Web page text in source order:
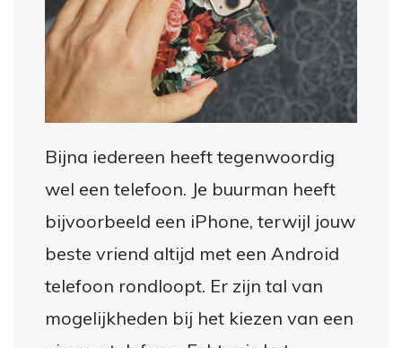
Bijna iedereen heeft tegenwoordig
wel een telefoon. Je buurman heeft
bijvoorbeeld een iPhone, terwijl jouw
beste vriend altijd met een Android
telefoon rondloopt. Er zijn tal van
mogelijkheden bij het kiezen van een